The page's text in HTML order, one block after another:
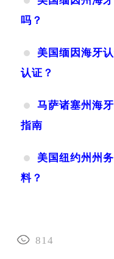
吗？
美国缅因海牙
认证？
马萨诸塞州海
指南
美国纽约州州
料？
814